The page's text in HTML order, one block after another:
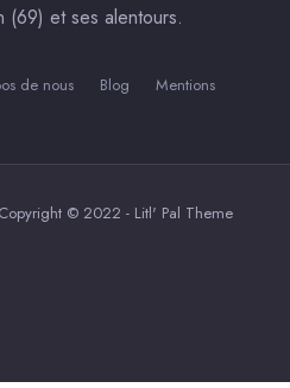
(69) et ses alentours.
de nous Blog
Mentions
© 2022 - Litl' Pal Theme